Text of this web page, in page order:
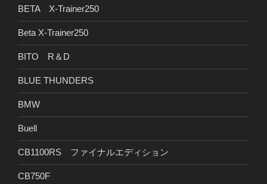
BETA X-Trainer250
Beta X-Trainer250
BITO R＆D
BLUE THUNDERS
BMW
Buell
CB1100RS ファイナルエディション
CB750F